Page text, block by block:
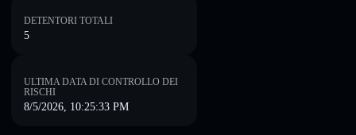
DETENTORI TOTALI
5
ULTIMA DATA DI CONTROLLO DEI
RISCHI
8/5/2026, 10:25:33 PM